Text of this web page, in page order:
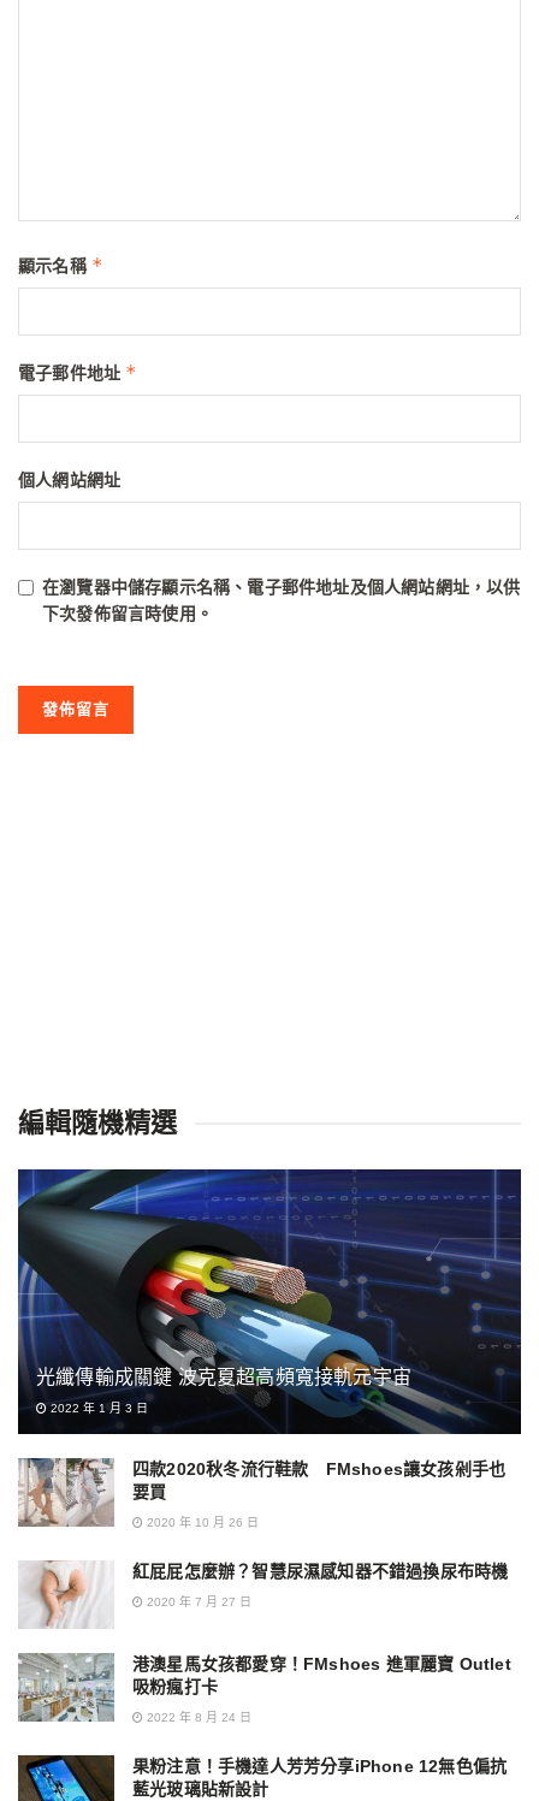
顯示名稱 *
電子郵件地址 *
個人網站網址
在瀏覽器中儲存顯示名稱、電子郵件地址及個人網站網址，以供
下次發佈留言時使用。
編輯隨機精選
光纖傳輸成關鍵 波克夏超高頻寬接軌元宇宙
2022 年 1 月 3 日
四款2020秋冬流行鞋款 FMshoes讓女孩剁手也
要買
2020 年 10 月 26 日
紅屁屁怎麼辦？智慧尿濕感知器不錯過換尿布時機
2020 年 7 月 27 日
港澳星馬女孩都愛穿！FMshoes 進軍麗寶 Outlet
吸粉瘋打卡
2022 年 8 月 24 日
果粉注意！手機達人芳芳分享iPhone 12無色偏抗
藍光玻璃貼新設計